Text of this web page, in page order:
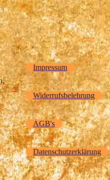
Impressum
Widerrufsbelehrung
AGB's
Datenschutzerklärung